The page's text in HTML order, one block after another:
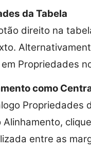
da Tabela
direito na
Propriedades
como
Propriedades
entre as